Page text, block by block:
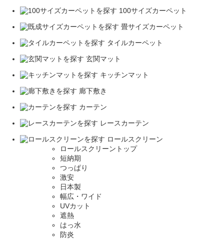
100サイズカーペット
畳サイズカーペット
タイルカーペット
玄関マット
キッチンマット
廊下敷き
カーテン
レースカーテン
ロールスクリーン
ロールスクリーントップ
短納期
つっぱり
激安
日本製
幅広・ワイド
UVカット
遮熱
はっ水
防炎